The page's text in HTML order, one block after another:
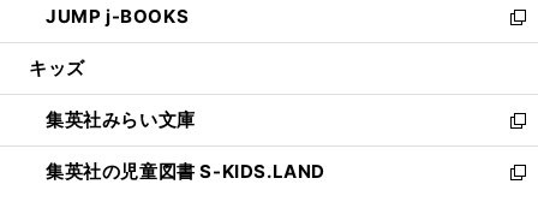
で
開
ド
ウ
開
く
ィ
ン
ウ
で
開
く
い
ウ
ン
ド
ウ
で
JUMP j-BOOKS
新
し
ウ
ィ
ン
ド
キッズ
集英社みらい文庫
新
し
い
集英社の児童図書 S-KIDS.LAND
新